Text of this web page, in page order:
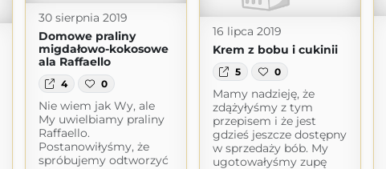
30 sierpnia 2019
Domowe praliny
migdałowo-kokosowe
ala Raffaello
4 0
Nie wiem jak Wy, ale
My uwielbiamy praliny
Raffaello.
Postanowiłyśmy, że
spróbujemy odtworzyć
16 lipca 2019
Krem z bobu i cukinii
5 0
Mamy nadzieję, że
zdążyłyśmy z tym
przepisem i że jest
gdzieś jeszcze dostępny
w sprzedaży bób. My
ugotowałyśmy zupę